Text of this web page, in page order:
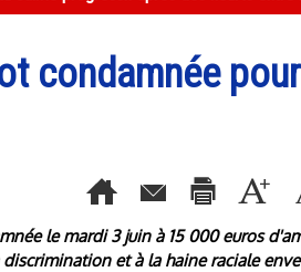
condamnée
le mardi 3 juin à 15 000 euros
et à la haine raciale